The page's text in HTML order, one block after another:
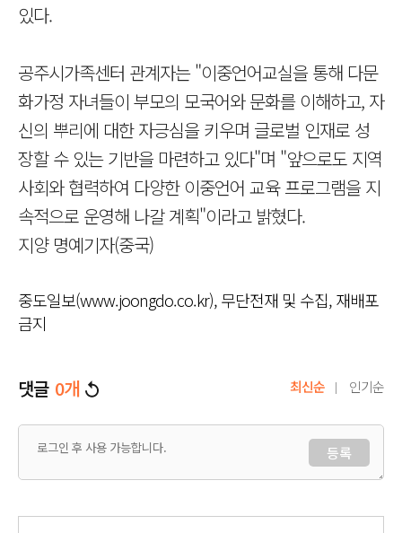
있다.
공주시가족센터 관계자는 "이중언어교실을 통해 다문
화가정 자녀들이 부모의 모국어와 문화를 이해하고, 자
신의 뿌리에 대한 자긍심을 키우며 글로벌 인재로 성
장할 수 있는 기반을 마련하고 있다"며 "앞으로도 지역
사회와 협력하여 다양한 이중언어 교육 프로그램을 지
속적으로 운영해 나갈 계획"이라고 밝혔다.
지양 명예기자(중국)
중도일보(www.joongdo.co.kr), 무단전재 및 수집, 재배포
금지
댓글 0개 최신순 인기순
등록